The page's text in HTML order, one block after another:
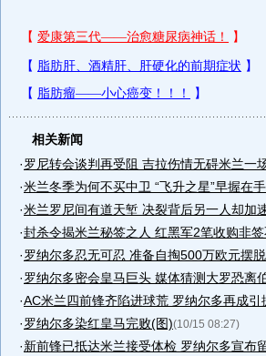
相关新闻
·罗尼转会谈判再受阻 吉拉伤情无碍米兰一
·米兰冬季为何不买中卫 “飞升之星”早握在
·米兰罗尼间有道天堑 决裂背后另一人却加
·封杀令揭米兰秘签之人 红黑军2笔收购非
·罗纳尔多忍无可忍 准备自掏500万欧元摆
·罗纳尔多密会皇马巨头 媒体猜测大罗恐离
·AC米兰四前锋齐陷进球荒 罗纳尔多再成引
·罗纳尔多染红皇马完败(图)(10/15 08:27)
·新前锋已抵达米兰接受体检 罗纳尔多宣布